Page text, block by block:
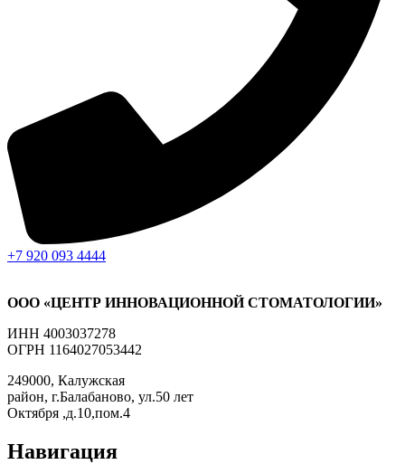
+7 920 093 4444
ООО «ЦЕНТР ИННОВАЦИОННОЙ СТОМАТОЛОГИИ»
ИНН 4003037278
ОГРН 1164027053442
249000, Калужская
район, г.Балабаново, ул.50 лет
Октября ,д.10,пом.4
Навигация